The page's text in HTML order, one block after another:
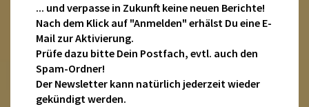
... und verpasse in Zukunft keine neuen Berichte!
Nach dem Klick auf "Anmelden" erhälst Du eine E-
Mail zur Aktivierung.
Prüfe dazu bitte Dein Postfach, evtl. auch den
Spam-Ordner!
Der Newsletter kann natürlich jederzeit wieder
gekündigt werden.